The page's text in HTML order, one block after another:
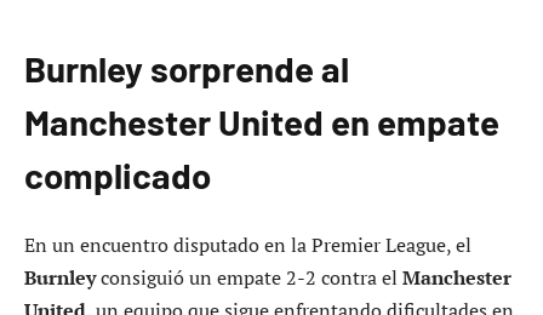
Burnley sorprende al
Manchester United en empate
complicado
En un encuentro disputado en la Premier League, el
Burnleyconsiguió un empate 2-2 contra el Manchester